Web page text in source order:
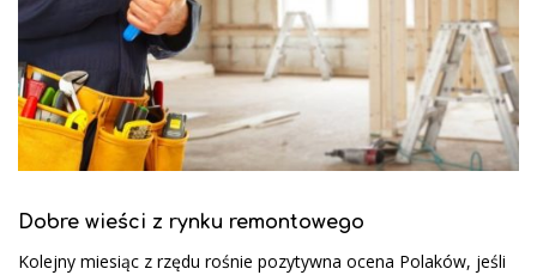
Dobre wieści z rynku remontowego
Kolejny miesiąc z rzędu rośnie pozytywna ocena Polaków, jeśli